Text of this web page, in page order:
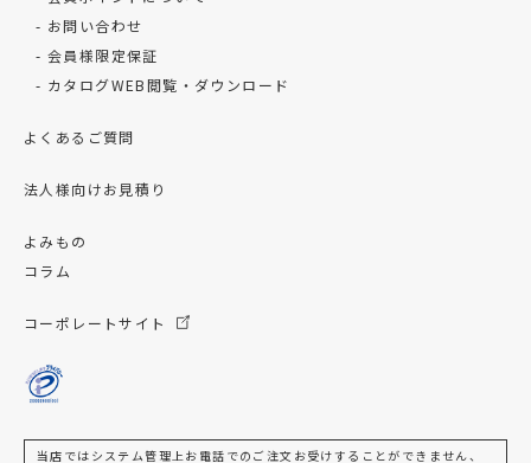
お問い合わせ
会員様限定保証
カタログWEB閲覧・ダウンロード
よくあるご質問
法人様向けお見積り
よみもの
コラム
コーポレートサイト
当店ではシステム管理上お電話でのご注文お受けすることができません、